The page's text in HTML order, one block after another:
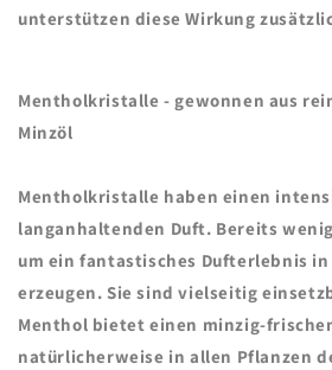
unterstützen diese Wirkung
Mentholkristalle - gewonnen aus
Minzöl
Mentholkristalle haben einen
langanhaltenden Duft. Bereits
um ein fantastisches Dufterlebnis in
erzeugen. Sie sind vielseitig
Menthol bietet einen minzig-
natürlicherweise in allen Pflanzen